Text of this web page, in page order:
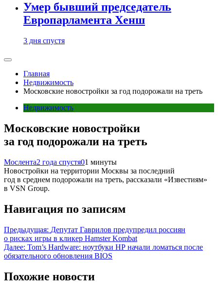
Умер бывший председатель
Европарламента Хенш
3 дня спустя
Главная
Недвижимость
Московские новостройки за год подорожали на треть
Недвижимость
Московские новостройки
за год подорожали на треть
Мослента2 года спустя01 минуты
Новостройки на территории Москвы за последний
год в среднем подорожали на треть, рассказали «Известиям»
в VSN Group.
Навигация по записям
Предыдущая: Депутат Гаврилов предупредил россиян
о рисках игры в кликер Hamster Kombat
Далее: Tom’s Hardware: ноутбуки HP начали ломаться после
обязательного обновления BIOS
Похожие новости